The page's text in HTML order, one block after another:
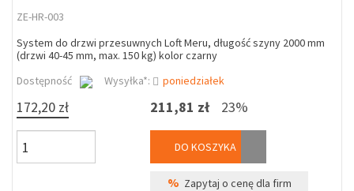
ZE-HR-003
System do drzwi przesuwnych Loft Meru, długość szyny 2000 mm
(drzwi 40-45 mm, max. 150 kg) kolor czarny
Dostępność
Wysyłka*: poniedziałek
172,20 zł 211,81 zł 23%
DO KOSZYKA
% Zapytaj o cenę dla firm